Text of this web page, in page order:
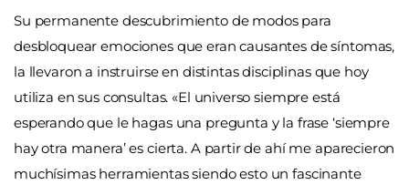
Su permanente descubrimiento de modos para
desbloquear emociones que eran causantes de síntomas,
la llevaron a instruirse en distintas disciplinas que hoy
utiliza en sus consultas. «El universo siempre está
esperando que le hagas una pregunta y la frase ‘siempre
hay otra manera’ es cierta. A partir de ahí me aparecieron
muchísimas herramientas siendo esto un fascinante